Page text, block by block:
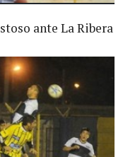
ante La Ribera